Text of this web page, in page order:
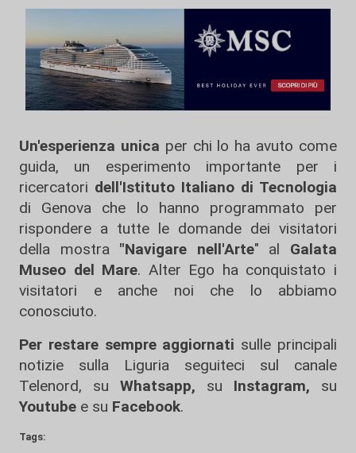
Un'esperienza unica per chi lo ha avuto come
guida, un esperimento importante per i
ricercatori dell'Istituto Italiano di Tecnologia
di Genova che lo hanno programmato per
rispondere a tutte le domande dei visitatori
della mostra "Navigare nell'Arte" al Galata
Museo del Mare. Alter Ego ha conquistato i
visitatori e anche noi che lo abbiamo
conosciuto.
Per restare sempre aggiornati sulle principali
notizie sulla Liguria seguiteci sul canale
Telenord, su
Whatsapp, su Instagram, su
Youtube e su Facebook.
Tags: